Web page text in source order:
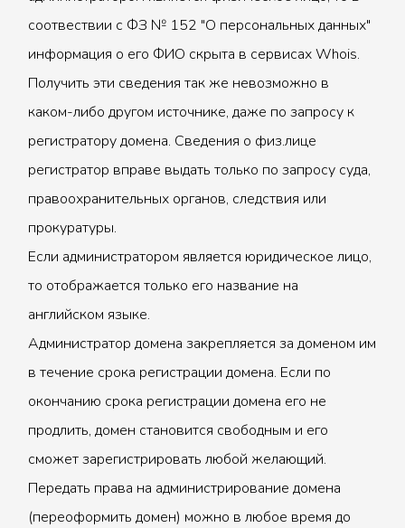
соотвествии с ФЗ № 152 "О персональных данных"
информация о его ФИО скрыта в сервисах Whois.
Получить эти сведения так же невозможно в
каком-либо другом источнике, даже по запросу к
регистратору домена. Сведения о физ.лице
регистратор вправе выдать только по запросу суда,
правоохранительных органов, следствия или
прокуратуры.
Если администратором является юридическое лицо,
то отображается только его название на
английском языке.
Администратор домена закрепляется за доменом им
в течение срока регистрации домена. Если по
окончанию срока регистрации домена его не
продлить, домен становится свободным и его
сможет зарегистрировать любой желающий.
Передать права на администрирование домена
(переоформить домен) можно в любое время до